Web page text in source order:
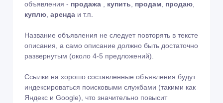
объявления - продажа купить продам продаю
куплю аренда и т.п.
Название объявления не следует повторять в тексте
описания, а само описание должно быть достаточно
развернутым (около 4-5 предложений).
Ссылки на хорошо составленные объявления будут
индексироваться поисковыми службами (такими как
Яндекс и Google), что значительно повысит